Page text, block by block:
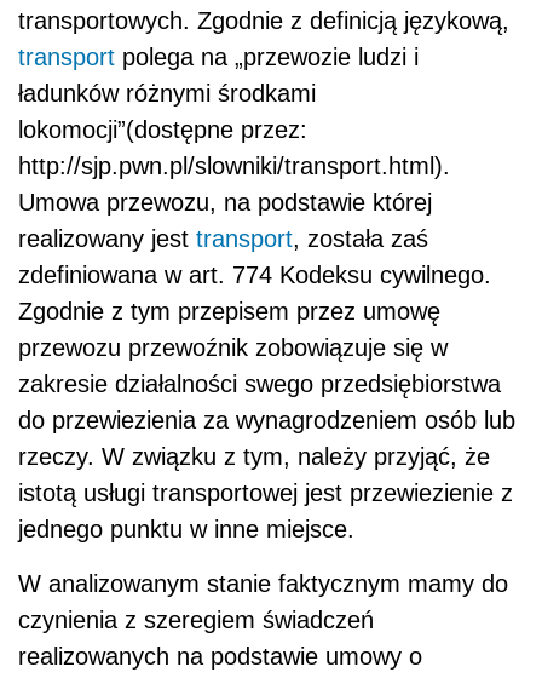
transportowych. Zgodnie z definicją językową,
transport polega na „przewozie ludzi i
ładunków różnymi środkami
lokomocji”(dostępne przez:
http://sjp.pwn.pl/slowniki/transport.html).
Umowa przewozu, na podstawie której
realizowany jest transport, została zaś
zdefiniowana w art. 774 Kodeksu cywilnego.
Zgodnie z tym przepisem przez umowę
przewozu przewoźnik zobowiązuje się w
zakresie działalności swego przedsiębiorstwa
do przewiezienia za wynagrodzeniem osób lub
rzeczy. W związku z tym, należy przyjąć, że
istotą usługi transportowej jest przewiezienie z
jednego punktu w inne miejsce.
W analizowanym stanie faktycznym mamy do
czynienia z szeregiem świadczeń
realizowanych na podstawie umowy o